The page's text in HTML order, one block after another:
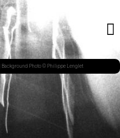
| Background Photo © Philippe Lenglet